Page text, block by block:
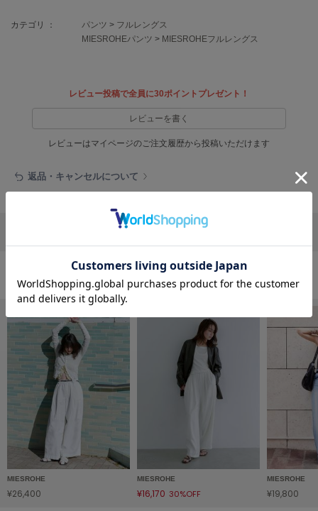
エトレトウキョウ
フィラ
フレイアイディー
FURFUR
ファーファー
gelato pique
ジェラート ピケ
GELATO PIQUE CAT&DOG
ジェラート ピケ キャットアンドドッグ
gelato pique Sleep
カテゴリ ： パンツ > フルレングス
MIESROHEパンツ > MIESROHEフルレングス
レビュー投稿で全員に30ポイントプレゼント！
レビューを書く
レビューはマイページのご注文履歴から投稿いただけます
返品・キャンセルについて
パンツの人気ランキング
MIESROHE
¥26,400
MIESROHE
¥16,170 30%OFF
MIESROHE
¥19,800